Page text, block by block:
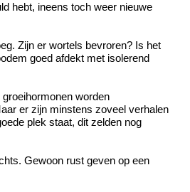
hebt, ineens toch weer nieuwe
Zijn er wortels bevroren? Is het
goed afdekt met isolerend
worden
er zijn minstens zoveel verhalen
plek staat, dit zelden nog
Gewoon rust geven op een